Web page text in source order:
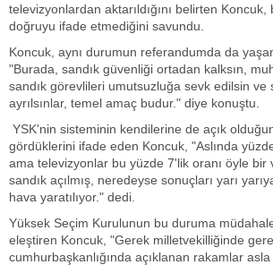
televizyonlardan aktarıldığını belirten Koncuk,
doğruyu ifade etmediğini savundu.
Koncuk, aynı durumun referandumda da
"Burada, sandık güvenliği ortadan kalksın,
sandık görevlileri umutsuzluğa sevk edilsin ve
ayrılsınlar, temel amaç budur." diye konuştu.
YSK'nin sisteminin kendilerine de açık
gördüklerini ifade eden Koncuk, "Aslında
ama televizyonlar bu yüzde 7'lik oranı öyle bir
sandık açılmış, neredeyse sonuçları yarı
hava yaratılıyor." dedi.
Yüksek Seçim Kurulunun bu duruma
eleştiren Koncuk, "Gerek milletvekilliğinde
cumhurbaşkanlığında açıklanan rakamlar asla